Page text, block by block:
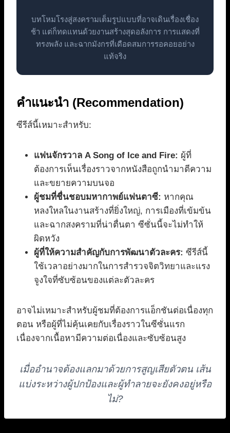
บทโหมโรงสู่สงครามเต็มรูปแบบที่อาจเดินเรื่องเชื่อง
ช้า แต่ก็ทดแทนด้วยงานสร้างสุดอลังการ การแสดงที่
ทรงพลัง และฉากมังกรที่เดือดสมการรอคอยอย่าง
แท้จริง
คำแนะนำ (Recommendation)
ซีรีส์นี้เหมาะสำหรับ:
แฟนจักรวาล A Song of Ice and Fire: ผู้ที่
ต้องการเห็นเรื่องราวจากหนังสือถูกนำมาตีความ
และขยายความบนจอ
ผู้ชมที่ชื่นชอบมหากาพย์แฟนตาซี: หากคุณ
หลงใหลในงานสร้างที่ยิ่งใหญ่, การเมืองที่เข้มข้น
และฉากสงครามที่น่าตื่นตา ซีซั่นนี้จะไม่ทำให้
ผิดหวัง
ผู้ที่ให้ความสำคัญกับการพัฒนาตัวละคร: ซีรีส์นี้
ใช้เวลาอย่างมากในการสำรวจจิตวิทยาและแรง
จูงใจที่ซับซ้อนของแต่ละตัวละคร
อาจไม่เหมาะสำหรับผู้ชมที่ต้องการแอ็กชันต่อเนื่องทุก
ตอน หรือผู้ที่ไม่คุ้นเคยกับเรื่องราวในซีซั่นแรก
เนื่องจากเนื้อหามีความต่อเนื่องและซับซ้อนสูง
เมื่ออำนาจต้องแลกมาด้วยการสูญเสียตัวตน เส้น
แบ่งระหว่างผู้ปกป้องและผู้ทำลายจะยังคงอยู่หรือ
ไม่?